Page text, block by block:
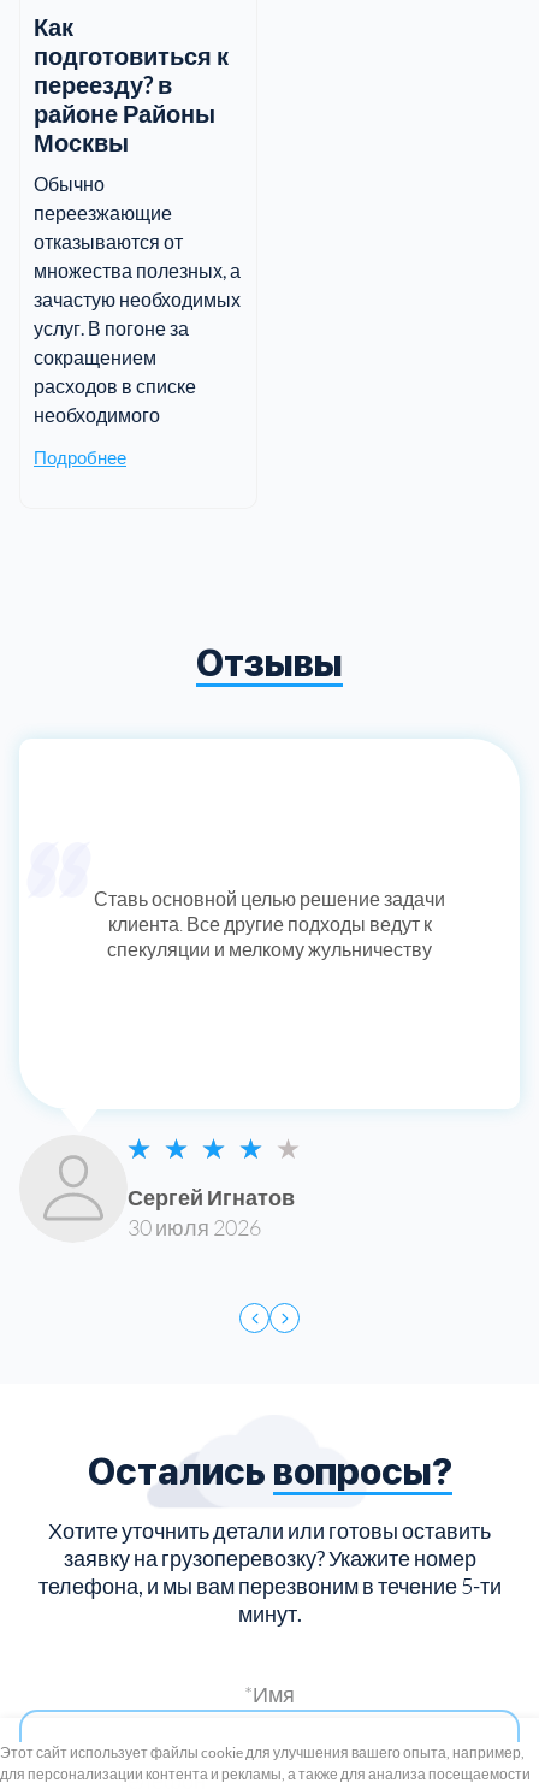
+7 (495) 739-8-12
8 (800) 100-33-300
Как
подготовиться к
переезду? в
районе Районы
Москвы
Обычно
переезжающие
отказываются от
множества полезных, а
зачастую необходимых
услуг. В погоне за
сокращением
расходов в списке
необходимого
Подробнее
Отзывы
Ставь основной целью решение задачи
клиента. Все другие подходы ведут к
спекуляции и мелкому жульничеству
Сергей Игнатов
30 июля 2026
Остались вопросы?
Хотите уточнить детали или готовы оставить
заявку на грузоперевозку?Укажите номер
телефона, и мы вам перезвоним в течение5-ти
минут.
*Имя
*Телефон
Этот сайт использует файлы cookie для улучшения вашего опыта, например,
для персонализации контента и рекламы, а также для анализа посещаемости